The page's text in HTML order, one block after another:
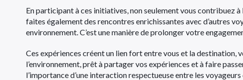
En participant à ces initiatives, non seulement vous contribuez
faites également des rencontres enrichissantes avec d’autres
environnement. C’est une manière de prolonger votre
Ces expériences créent un lien fort entre vous et la destination,
l’environnement, prêt à partager vos expériences et à faire
l’importance d’une interaction respectueuse entre les voyageurs